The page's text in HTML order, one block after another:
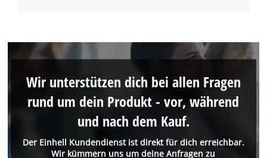
Der Einhell Kundendienst ist direkt für dich erreichbar.
Wir kümmern uns um deine Anfragen zu
Wir unterstützen dich bei allen Fragen
rund um dein Produkt - vor, während
und nach dem Kauf.